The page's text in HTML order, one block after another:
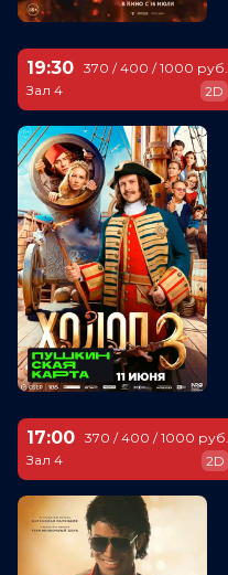
19:30
Зал 4
370 / 400 / 1000 руб.
2D
17:00
Зал 4
370 / 400 / 1000 руб.
2D